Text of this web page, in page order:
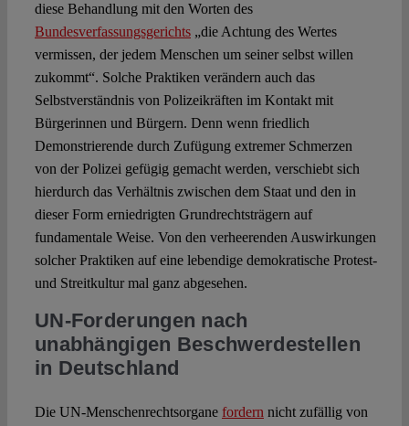
diese Behandlung mit den Worten des
Bundesverfassungsgerichts„die Achtung des Wertes
vermissen, der jedem Menschen um seiner selbst willen
zukommt“. Solche Praktiken verändern auch das
Selbstverständnis von Polizeikräften im Kontakt mit
Bürgerinnen und Bürgern. Denn wenn friedlich
Demonstrierende durch Zufügung extremer Schmerzen
von der Polizei gefügig gemacht werden, verschiebt sich
hierdurch das Verhältnis zwischen dem Staat und den in
dieser Form erniedrigten Grundrechtsträgern auf
fundamentale Weise. Von den verheerenden Auswirkungen
solcher Praktiken auf eine lebendige demokratische Protest-
und Streitkultur mal ganz abgesehen.
UN-Forderungen nach
unabhängigen Beschwerdestellen
in Deutschland
Die UN-Menschenrechtsorgane fordern nicht zufällig von